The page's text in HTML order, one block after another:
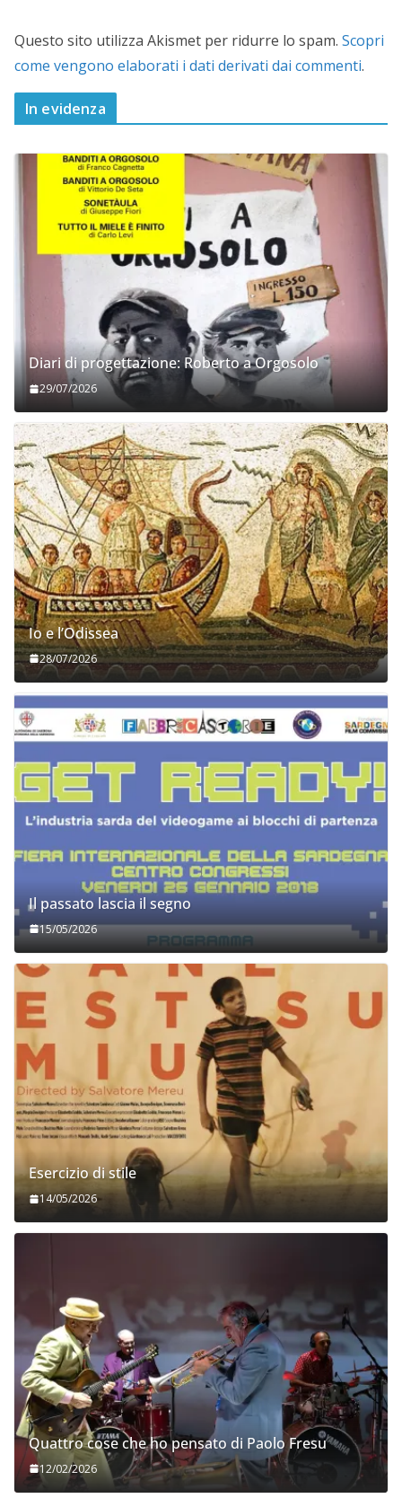
Questo sito utilizza Akismet per ridurre lo spam. Scopri
come vengono elaborati i dati derivati dai commenti.
In evidenza
Diari di progettazione: Roberto a Orgosolo
29/07/2026
Io e l’Odissea
28/07/2026
Il passato lascia il segno
15/05/2026
Esercizio di stile
14/05/2026
Quattro cose che ho pensato di Paolo Fresu
12/02/2026